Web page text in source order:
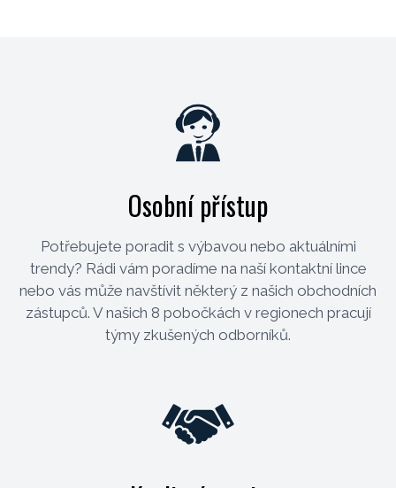
Osobní přístup
Potřebujete poradit s výbavou nebo aktuálními
trendy? Rádi vám poradíme na naší kontaktní lince
nebo vás může navštívit některý z našich obchodních
zástupců. V našich 8 pobočkách v regionech pracují
týmy zkušených odborníků.